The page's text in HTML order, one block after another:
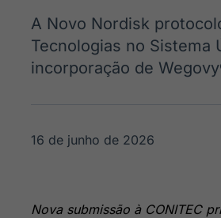
para
de
ativos
APIs para
integração de
conteúdos e
dados
no Brasil
A Novo Nordisk
Tecnologias no Sistema
incorporação de
16 de junho de 2026
Nova submissão à CONITEC